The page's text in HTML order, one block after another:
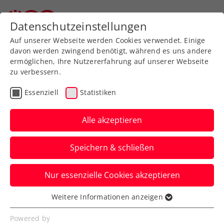
Zurück zur Newsübersicht
Davis Cup
KURIER Austria Davis Cup
Team bereit für Italien:
„Nichts zu verlieren …“
…, alles zu gewinnen. Der Auftritt im
Zentrum Bolognas im Outfit des
Herrenausstatters Sturm ist ein erster
Win.
Datenschutzeinstellungen
Auf unserer Webseite werden Cookies verwendet. Einige
davon werden zwingend benötigt, während es uns andere
ermöglichen, Ihre Nutzererfahrung auf unserer Webseite
zu verbessern.
Essenziell Statistiken
Alle akzeptieren
Speichern & schließen
Nur essenzielle Cookies akzeptieren
Essenziell
Essenzielle Cookies werden für grundlegende
Weitere Informationen anzeigen
Powered by